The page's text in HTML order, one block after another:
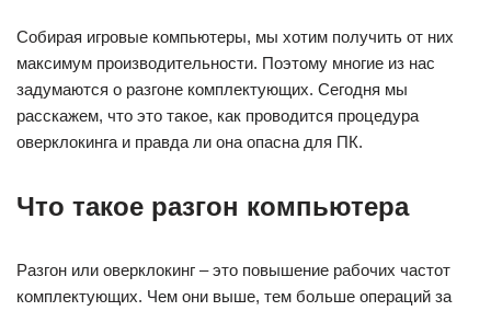
Собирая игровые компьютеры, мы хотим получить от них
максимум производительности. Поэтому многие из нас
задумаются о разгоне комплектующих. Сегодня мы
расскажем, что это такое, как проводится процедура
оверклокинга и правда ли она опасна для ПК.
Что такое разгон компьютера
Разгон или оверклокинг – это повышение рабочих частот
комплектующих. Чем они выше, тем больше операций за